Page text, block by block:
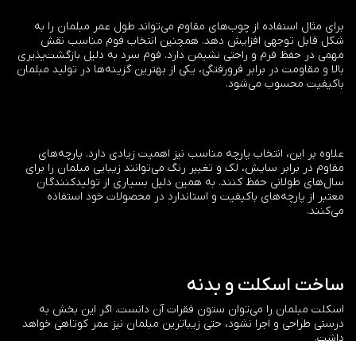
برای مثال استفاده از چوب‌های مقاوم می‌تواند طول عمر مبلمان را به
شکل قابل توجهی افزایش دهد. همچنین انتخاب فوم مناسب نقش
مهمی در حفظ فرم و راحتی نشیمن دارد. فوم سرد به دلیل بازگشت‌پذیری
بالا و مقاومت در برابر فرورفتگی، یکی از بهترین گزینه‌ها در تولید مبلمان
باکیفیت محسوب می‌شود.
علاوه بر این، انتخاب پارچه مناسب نیز اهمیت زیادی دارد. پارچه‌های
مقاوم در برابر سایش، لک و تغییر رنگ می‌توانند زیبایی مبلمان را برای
سال‌های طولانی حفظ کنند. به همین دلیل بسیاری از تولیدکنندگان
معتبر از پارچه‌های باکیفیت و استاندارد در محصولات خود استفاده
می‌کنند.
ساخت اسکلت و بدنه
اسکلت مبلمان را می‌توان ستون فقرات آن دانست. اگر این بخش به
درستی طراحی و اجرا نشود، حتی زیباترین مبلمان نیز عمر کوتاهی خواهد